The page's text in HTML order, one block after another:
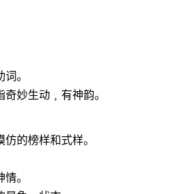
。
奇妙生动﹐有神韵。
的榜样和式样。
。